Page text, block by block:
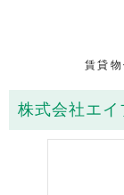
賃貸
株式会社エ